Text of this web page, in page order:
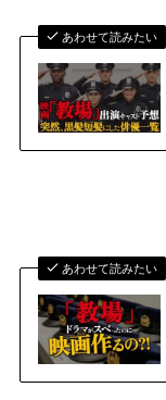
あわせて読みたい
あわせて読みたい